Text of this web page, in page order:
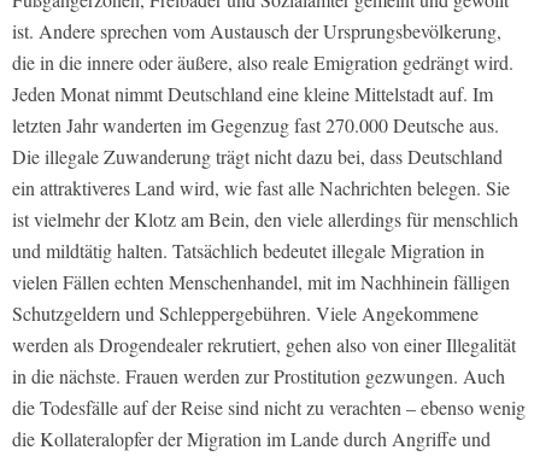
ist. Andere sprechen vom Austausch der Ursprungsbevölkerung,
die in die innere oder äußere, also reale Emigration gedrängt wird.
Jeden Monat nimmt Deutschland eine kleine Mittelstadt auf. Im
letzten Jahr wanderten im Gegenzug fast 270.000 Deutsche aus.
Die illegale Zuwanderung trägt nicht dazu bei, dass Deutschland
ein attraktiveres Land wird, wie fast alle Nachrichten belegen. Sie
ist vielmehr der Klotz am Bein, den viele allerdings für menschlich
und mildtätig halten. Tatsächlich bedeutet illegale Migration in
vielen Fällen echten Menschenhandel, mit im Nachhinein fälligen
Schutzgeldern und Schleppergebühren. Viele Angekommene
werden als Drogendealer rekrutiert, gehen also von einer Illegalität
in die nächste. Frauen werden zur Prostitution gezwungen. Auch
die Todesfälle auf der Reise sind nicht zu verachten – ebenso wenig
die Kollateralopfer der Migration im Lande durch Angriffe und